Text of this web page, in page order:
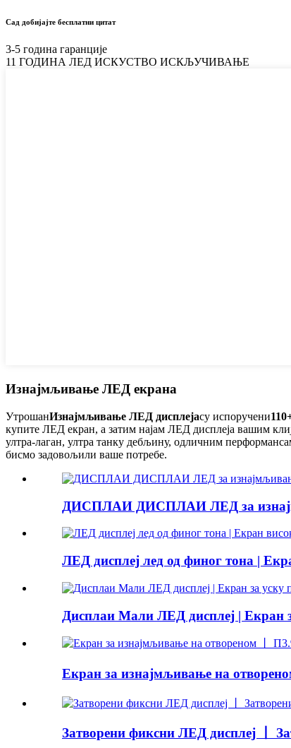
Сад добијајте бесплатни цитат
3-5 година гаранције
11 ГОДИНА ЛЕД ИСКУСТВО ИСКЉУЧИВАЊЕ
Изнајмљивање ЛЕД екрана
УтрошанИзнајмљивање ЛЕД дисплејасу испоручени
купите ЛЕД екран, а затим најам ЛЕД дисплеја вашим
ултра-лаган, ултра танку дебљину, одличним
бисмо задовољили ваше потребе.
ДИСПЛАИ ДИСПЛАИ ЛЕД за
ЛЕД дисплеј лед од финог тона |
Дисплаи Мали ЛЕД дисплеј | Екран
Екран за изнајмљивање на
Затворени фиксни ЛЕД дисплеј 丨